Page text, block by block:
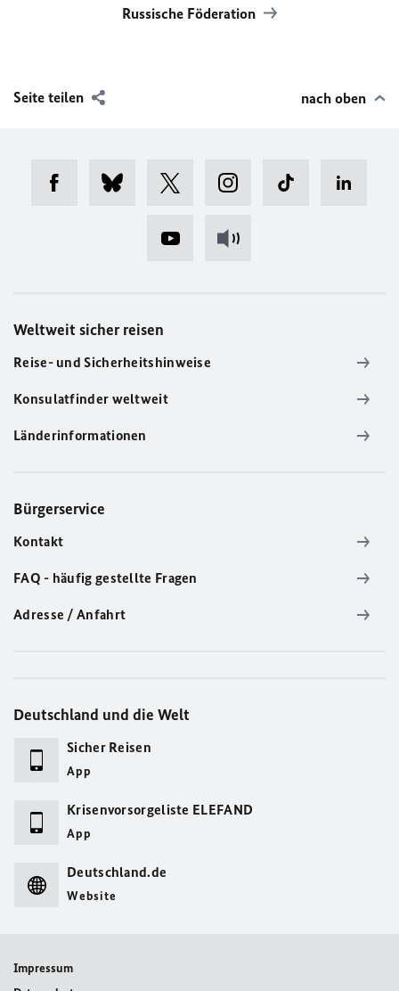
Russische Föderation
Seite teilen nach oben
Weltweit sicher reisen
Reise- und Sicherheitshinweise
Konsulatfinder weltweit
Länderinformationen
Bürgerservice
Kontakt
FAQ - häufig gestellte Fragen
Adresse / Anfahrt
Deutschland und die Welt
Sicher Reisen
App
Krisenvorsorgeliste ELEFAND
App
Deutschland.de
Website
Impressum